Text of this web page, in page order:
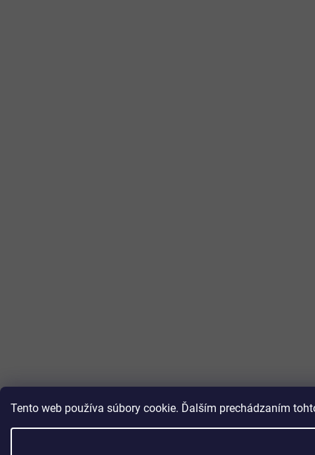
Tento web používa súbory cookie. Ďalším prechádzaním